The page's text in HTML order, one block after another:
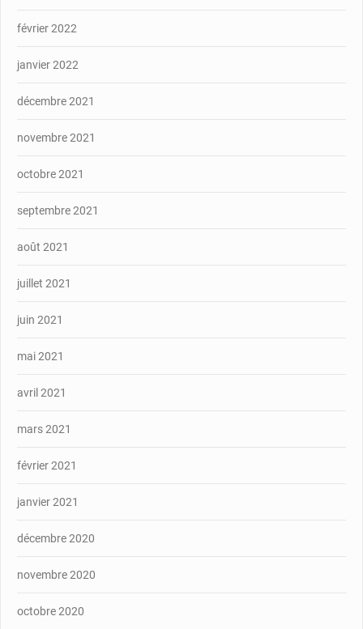
février 2022
janvier 2022
décembre 2021
novembre 2021
octobre 2021
septembre 2021
août 2021
juillet 2021
juin 2021
mai 2021
avril 2021
mars 2021
février 2021
janvier 2021
décembre 2020
novembre 2020
octobre 2020